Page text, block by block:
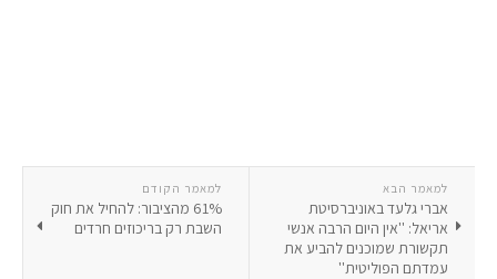
למאמר הקודם
61% מהציבור: להחיל את חוק
השבת רק בריכוזים חרדים
למאמר הבא
אברי גלעד באוניברסיטת
אריאל: ''אין היום הרבה אנשי
תקשורת שמוכנים להביע את
עמדתם הפוליטית''